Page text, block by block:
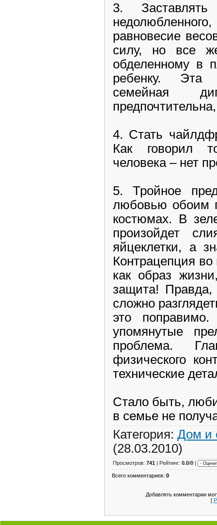
3.
равновесие
силу, но все
обделенному в
ребенку. Эта
семейная
4. Стать
Как говорил
человека – нет
5. Тройное
любовью обоим
костюмах. В
произойдет
яйцеклетки, а
Контрацепция
как образ
защита! Правда,
сложно
это
упомянутые
проблема.
физического
технические
Стало быть,
в семье не
Категория: Дом и
(28.03.2010)
Просмотров: 741 | Рейтинг: 0.0/0 |
Всего комментариев: 0
Добавлять комментарии
[